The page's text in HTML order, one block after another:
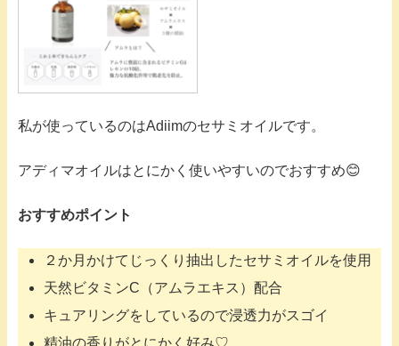
私が使っているのはAdiimのセサミオイルです。
アディマオイルはとにかく使いやすいのでおすすめ😊
おすすめポイント
２か月かけてじっくり抽出したセサミオイルを使用
天然ビタミンC（アムラエキス）配合
キュアリングをしているので浸透力がスゴイ